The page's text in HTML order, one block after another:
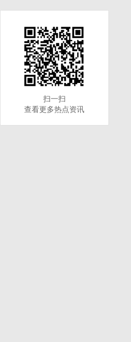
扫一扫
查看更多热点资讯
扫一扫
查看更多热点资讯